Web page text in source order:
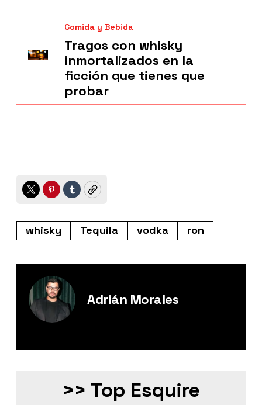
Comida y Bebida
Tragos con whisky
inmortalizados en la
ficción que tienes que
probar
TwitterPinterest
TumblrCopy
whisky Tequila vodka ron
Adrián Morales
>> Top Esquire